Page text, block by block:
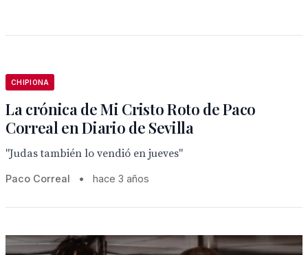
CHIPIONA
La crónica de Mi Cristo Roto de Paco
Correal en Diario de Sevilla
"Judas también lo vendió en jueves"
Paco Correal • hace 3 años